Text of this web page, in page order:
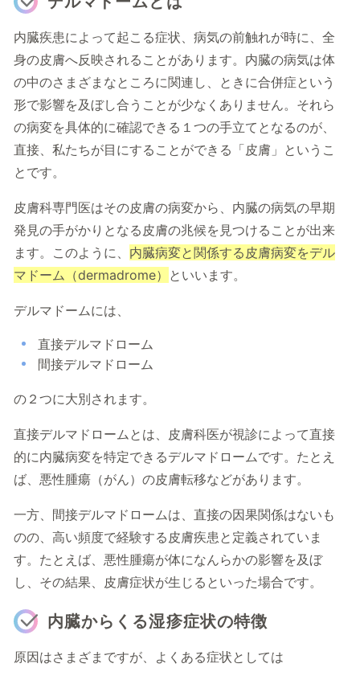
内臓疾患によって起こる症状、病気の前触れが時に、全
身の皮膚へ反映されることがあります。 内臓の病気は体
の中のさまざまなところに関連し、ときに合併症という
形で影響を及ぼし合うことが少なくありません。それら
の病変を具体的に確認できる１つの手立てとなるのが、
直接、私たちが目にすることができる「皮膚」というこ
とです。
皮膚科専門医はその皮膚の病変から、 内臓の病気の早期
発見の手がかりとなる皮膚の兆候を 見つけることが出来
ます。このように、 内臓病変と関係する皮膚病変をデル
マドーム（dermadrome） といいます。
デルマドームには、
直接デルマドローム
間接デルマドローム
の２つに大別されます。
直接デルマドロームとは、皮膚科医が視診によって直接
的に内臓病変を特定できるデルマドロームです。たとえ
ば、悪性腫瘍（がん）の皮膚転移などがあります。
一方、間接デルマドロームは、直接の因果関係はないも
のの、高い頻度で経験する皮膚疾患と定義されていま
す。たとえば、悪性腫瘍が体になんらかの影響を及ぼ
し、その結果、皮膚症状が生じるといった場合です。
内臓からくる湿疹症状の特徴
原因はさまざまですが、よくある症状としては